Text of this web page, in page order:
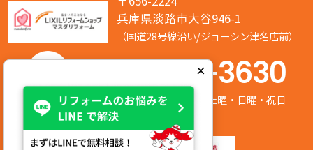
兵庫県淡路市大谷946-1
（国道28号線沿い/ジョーシン津名店前）
050-7586-3630
営業時間:8:00～17:00 定休日:第2/第4土曜・日曜・祝日
×